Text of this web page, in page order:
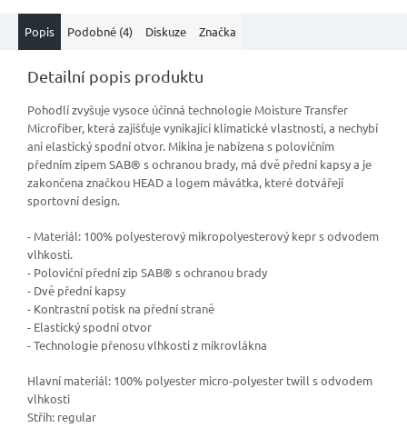
Popis Podobné (4) Diskuze Značka
Detailní popis produktu
Pohodlí zvyšuje vysoce účinná technologie Moisture Transfer
Microfiber, která zajišťuje vynikající klimatické vlastnosti, a nechybí
ani elastický spodní otvor. Mikina je nabízena s polovičním
předním zipem SAB® s ochranou brady, má dvě přední kapsy a je
zakončena značkou HEAD a logem mávátka, které dotvářejí
sportovní design.
- Materiál: 100% polyesterový mikropolyesterový kepr s odvodem
vlhkosti.
- Poloviční přední zip SAB® s ochranou brady
- Dvě přední kapsy
- Kontrastní potisk na přední straně
- Elastický spodní otvor
- Technologie přenosu vlhkosti z mikrovlákna
Hlavní materiál: 100% polyester micro-polyester twill s odvodem
vlhkosti
Střih: regular